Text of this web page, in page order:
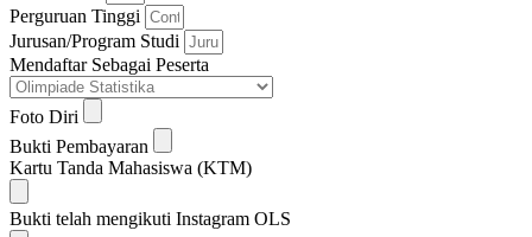
Perguruan Tinggi
Jurusan/Program Studi
Mendaftar Sebagai Peserta
Foto Diri
Bukti Pembayaran
Kartu Tanda Mahasiswa (KTM)
Bukti telah mengikuti Instagram OLS